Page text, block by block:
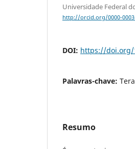
Universidade Federal
http://orcid.org/0000-
DOI: https://doi.org/
Palavras-chave:
Resumo